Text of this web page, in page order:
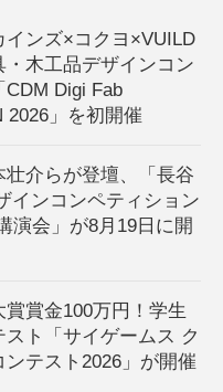
インズ×コクヨ×VUILD
・木工品デザインコン
Digi Fab
2026」を初開催
介らが登壇、「長谷
インコンペティション
演会」が8月19日に開
賞賞金100万円！学生
ト「サイゲームス ク
ンテスト2026」が開催